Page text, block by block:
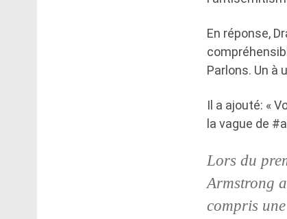
En réponse,
Parlons. Un à
Il a ajouté: «
la vague de
Lors du
Armstrong
compris